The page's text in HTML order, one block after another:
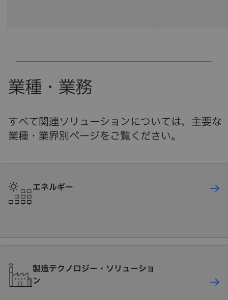
業種・業務
すべて関連ソリューションについては、主要な
業種・業界別ページをご覧ください。
エネルギー
製造テクノロジー・ソリューショ
ン